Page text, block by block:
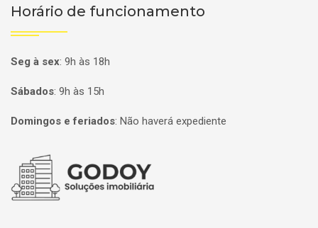
Horário de funcionamento
Seg à sex: 9h às 18h
Sábados: 9h às 15h
Domingos e feriados: Não haverá expediente
Página inicial